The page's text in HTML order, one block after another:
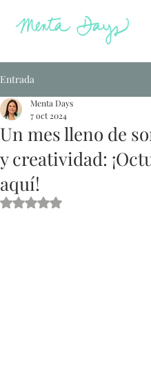
Entrada
Un mes lleno de
y creatividad:
aquí!
Menta Days
7 oct 2024
Obtuvo NaN de 5 estrellas.